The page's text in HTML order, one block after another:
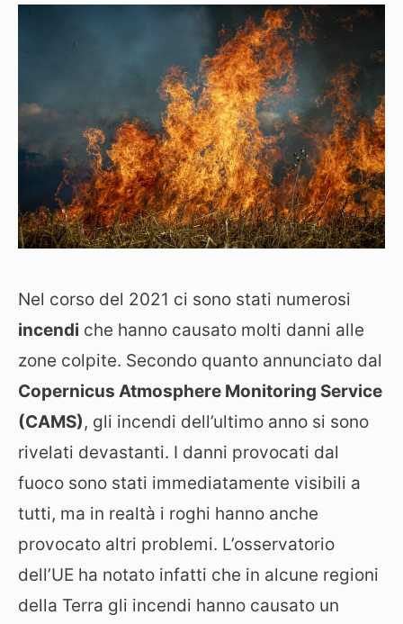
Nel corso del 2021 ci sono stati numerosi
incendi che hanno causato molti danni alle
zone colpite. Secondo quanto annunciato dal
Copernicus Atmosphere Monitoring Service
(CAMS), gli incendi dell’ultimo anno si sono
rivelati devastanti. I danni provocati dal
fuoco sono stati immediatamente visibili a
tutti, ma in realtà i roghi hanno anche
provocato altri problemi. L’osservatorio
dell’UE ha notato infatti che in alcune regioni
della Terra gli incendi hanno causato un